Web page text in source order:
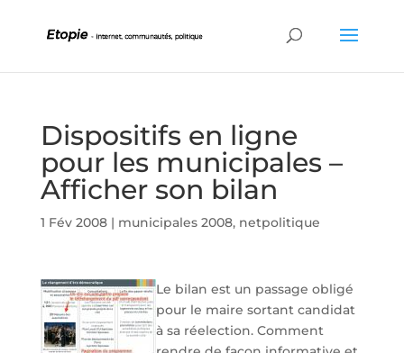
Dispositifs en ligne
pour les municipales –
Afficher son bilan
1 Fév 2008| municipales 2008, netpolitique
Le bilan est un passage obligé
pour le maire sortant candidat
à sa réelection. Comment